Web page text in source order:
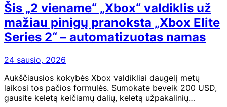
Šis „2 viename“ „Xbox“ valdiklis už
mažiau pinigų pranoksta „Xbox Elite
Series 2“ – automatizuotas namas
24 sausio, 2026
Aukščiausios kokybės Xbox valdikliai daugelį metų
laikosi tos pačios formulės. Sumokate beveik 200 USD,
gausite keletą keičiamų dalių, keletą užpakalinių…